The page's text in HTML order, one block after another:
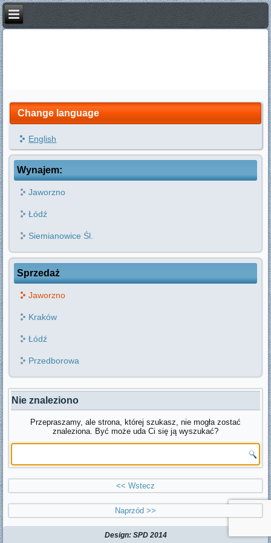
Change language
English
Wynajem:
Jaworzno
Łódź
Siemianowice Śl.
Sprzedaż
Jaworzno
Kraków
Łódź
Przedborowa
Nie znaleziono
Przepraszamy, ale strona, której szukasz, nie mogła zostać
znaleziona. Być może uda Ci się ją wyszukać?
<< Wstecz
Naprzód >>
Design: SPD 2014